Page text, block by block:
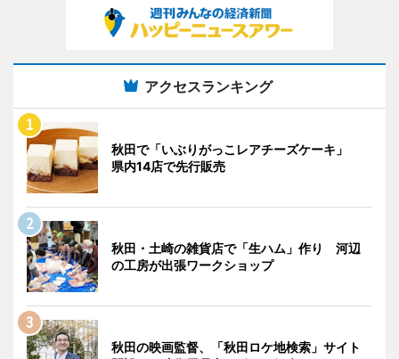
アクセスランキング
秋田で「いぶりがっこレアチーズケーキ」
県内14店で先行販売
秋田・土崎の雑貨店で「生ハム」作り 河辺
の工房が出張ワークショップ
秋田の映画監督、「秋田ロケ地検索」サイト